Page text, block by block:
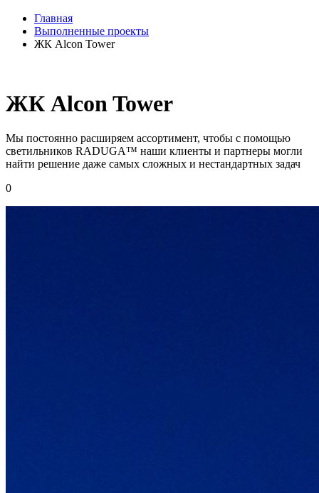
Главная
Выполненные проекты
ЖК Alcon Tower
ЖК Alcon Tower
Мы постоянно расширяем ассортимент, чтобы с помощью
светильников RADUGA™ наши клиенты и партнеры могли
найти решение даже самых сложных и нестандартных задач
0